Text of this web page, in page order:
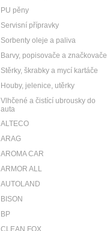
PU pěny
Servisní přípravky
Sorbenty oleje a paliva
Barvy, popisovače a značkovače
Stěrky, škrabky a mycí kartáče
Houby, jelenice, utěrky
Vlhčené a čistící ubrousky do
auta
ALTECO
ARAG
AROMA CAR
ARMOR ALL
AUTOLAND
BISON
BP
CLEAN FOX